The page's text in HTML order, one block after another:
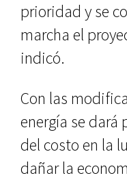
prioridad y se
marcha el
indicó.
Con las
energía se dará
del costo en la
dañar la